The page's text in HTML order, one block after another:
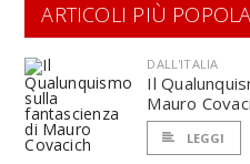
ARTICOLI PIÙ
DALL'ITALIA
Il
Mauro
LEGGI